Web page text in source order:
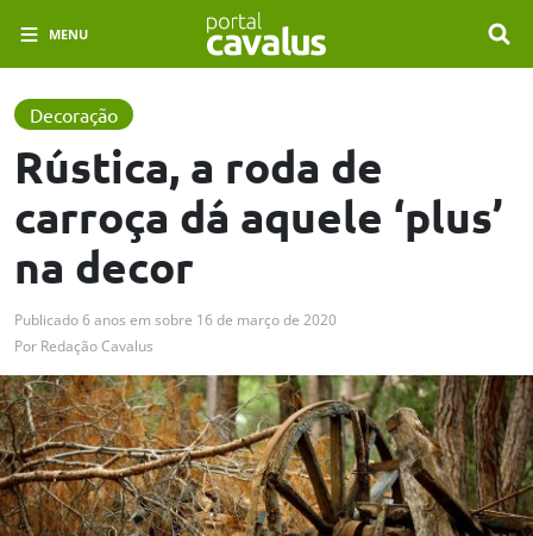
MENU
Decoração
Rústica, a roda de
carroça dá aquele ‘plus’
na decor
Publicado6 anos em sobre 16 de março de 2020
Por Redação Cavalus